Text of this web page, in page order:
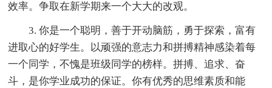
效率。争取在新学期来一个大大的改观。
3. 你是一个聪明，善于开动脑筋，勇于探索，富有
进取心的好学生。以顽强的意志力和拼搏精神感染着每
一个同学，不愧是班级同学的榜样。拼搏、追求、奋
斗，是你学业成功的保证。你有优秀的思维素质和能